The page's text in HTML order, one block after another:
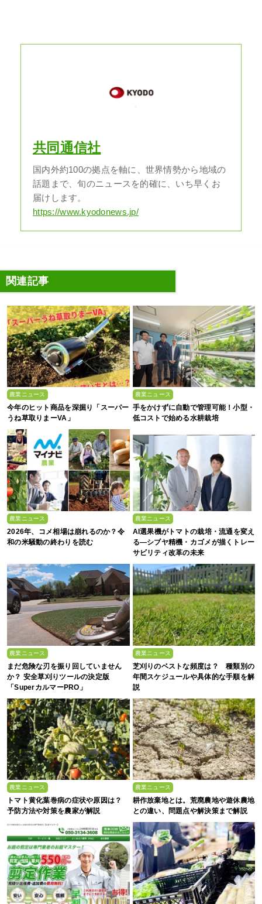
共同通信社
国内外約100の拠点を軸に、世界情勢から地域の
話題まで、旬のニュースを的確に、いち早くお
届けします。
https://www.kyodonews.jp/
関連記事
農業ニュース
今年のヒット商品を深掘り「スーパー
うね草取りまーVA」
農業ニュース
手をかけずに自動で管理可能！小型・
低コストで始める水耕栽培
農業ニュース
2026年、コメ相場は崩れるのか？令
和の米騒動の終わりを読む
農業ニュース
AI選果機がトマトの栽培・流通を変え
る―シブヤ精機・カゴメが描くトレー
サビリティ改革の未来
農業ニュース
まだ危険な刃を振り回していません
か？ 安全草刈りツールの決定版
「SuperカルマーPRO」
農業ニュース
芝刈りのベストな頻度は？ 種類別の
年間スケジュールや具体的な手順を解
説
農業ニュース
トマト黄化葉巻病の症状や原因は？
予防方法や対策を農家が解説
農業ニュース
耕作放棄地とは。荒廃農地や遊休農地
との違い、問題点や解決策まで解説